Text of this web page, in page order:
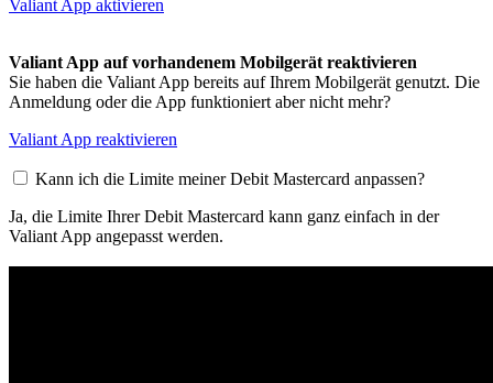
Valiant App aktivieren
Valiant App auf vorhandenem Mobilgerät reaktivieren
Sie haben die Valiant App bereits auf Ihrem Mobilgerät genutzt. Die
Anmeldung oder die App funktioniert aber nicht mehr?
Valiant App reaktivieren
Kann ich die Limite meiner Debit Mastercard anpassen?
Ja, die Limite Ihrer Debit Mastercard kann ganz einfach in der
Valiant App angepasst werden.